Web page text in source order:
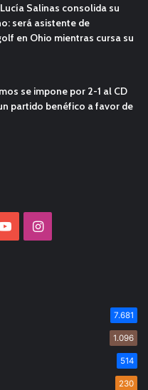
Salinas consolida su
será asistente de
en Ohio mientras cursa su
se impone por 2-1 al CD
partido benéfico a favor de
YouTubeInstagram
7.681
1.096
514
230